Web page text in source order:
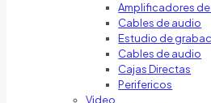
Amplificadores
Cables de audio
Estudio de
Cables de audio
Cajas Directas
Perifericos
Video